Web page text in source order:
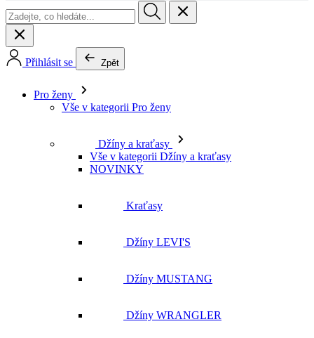
Přihlásit se Zpět
Pro ženy
Vše v kategorii Pro ženy
Džíny a kraťasy
Vše v kategorii Džíny a kraťasy
NOVINKY
Kraťasy
Džíny LEVI'S
Džíny MUSTANG
Džíny WRANGLER